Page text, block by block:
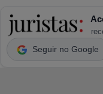
Seguir no Google